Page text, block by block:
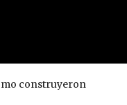
construyeron